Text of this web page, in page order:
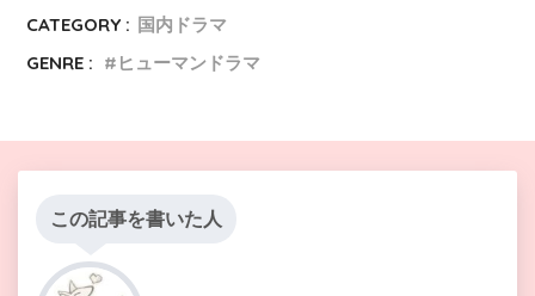
CATEGORY : 国内ドラマ
GENRE :
ヒューマンドラマ
この記事を書いた人